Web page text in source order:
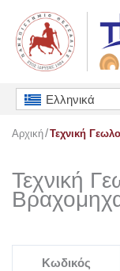
περιεχόμενο
Ελληνικά
Αρχική Τεχνική
Τεχνική
Κωδικός